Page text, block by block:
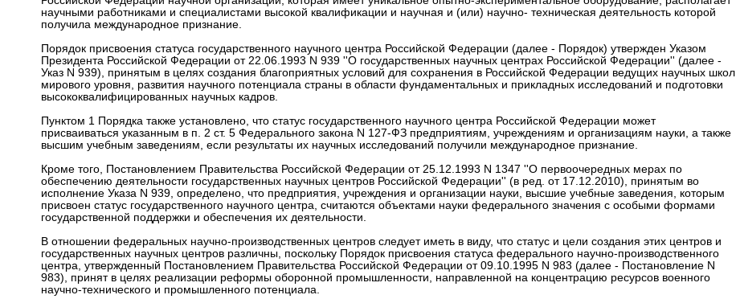
научными работниками и специалистами высокой квалификации и научная и (или) научно- техническая деятельность которой
получила международное признание.
Порядок присвоения статуса государственного научного центра Российской Федерации (далее - Порядок) утвержден Указом
Президента Российской Федерации от 22.06.1993 N 939 ''О государственных научных центрах Российской Федерации'' (далее -
Указ N 939), принятым в целях создания благоприятных условий для сохранения в Российской Федерации ведущих научных школ
мирового уровня, развития научного потенциала страны в области фундаментальных и прикладных исследований и подготовки
высококвалифицированных научных кадров.
Пунктом 1 Порядка также установлено, что статус государственного научного центра Российской Федерации может
присваиваться указанным в п. 2 ст. 5 Федерального закона N 127-ФЗ предприятиям, учреждениям и организациям науки, а также
высшим учебным заведениям, если результаты их научных исследований получили международное признание.
Кроме того, Постановлением Правительства Российской Федерации от 25.12.1993 N 1347 ''О первоочередных мерах по
обеспечению деятельности государственных научных центров Российской Федерации'' (в ред. от 17.12.2010), принятым во
исполнение Указа N 939, определено, что предприятия, учреждения и организации науки, высшие учебные заведения, которым
присвоен статус государственного научного центра, считаются объектами науки федерального значения с особыми формами
государственной поддержки и обеспечения их деятельности.
В отношении федеральных научно-производственных центров следует иметь в виду, что статус и цели создания этих центров и
государственных научных центров различны, поскольку Порядок присвоения статуса федерального научно-производственного
центра, утвержденный Постановлением Правительства Российской Федерации от 09.10.1995 N 983 (далее - Постановление N
983), принят в целях реализации реформы оборонной промышленности, направленной на концентрацию ресурсов военного
научно-технического и промышленного потенциала.